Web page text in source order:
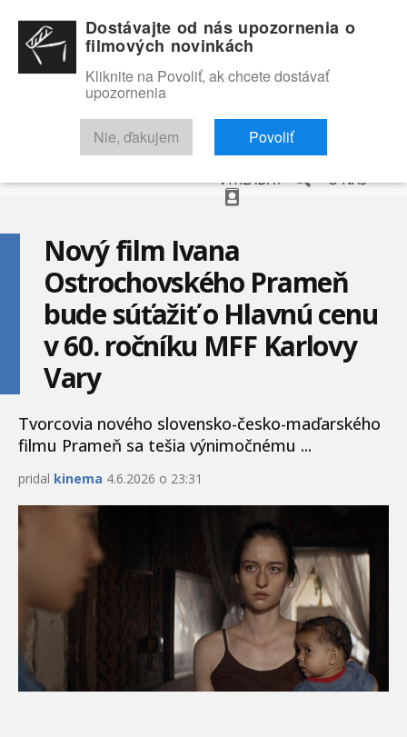
RECENZIE TRAILERY FILMOVÁ DATABÁZA
VYHĽADAŤ O NÁS
Nový film Ivana
Ostrochovského Prameň
bude súťažiť o Hlavnú cenu
v 60. ročníku MFF Karlovy
Vary
Tvorcovia nového slovensko-česko-maďarského
filmu Prameň sa tešia výnimočnému ...
pridal kinema 4.6.2026 o 23:31
Dostávajte od nás upozornenia o
filmových novinkách
Kliknite na Povoliť, ak chcete dostávať
upozornenia
Nie, ďakujem Povoliť